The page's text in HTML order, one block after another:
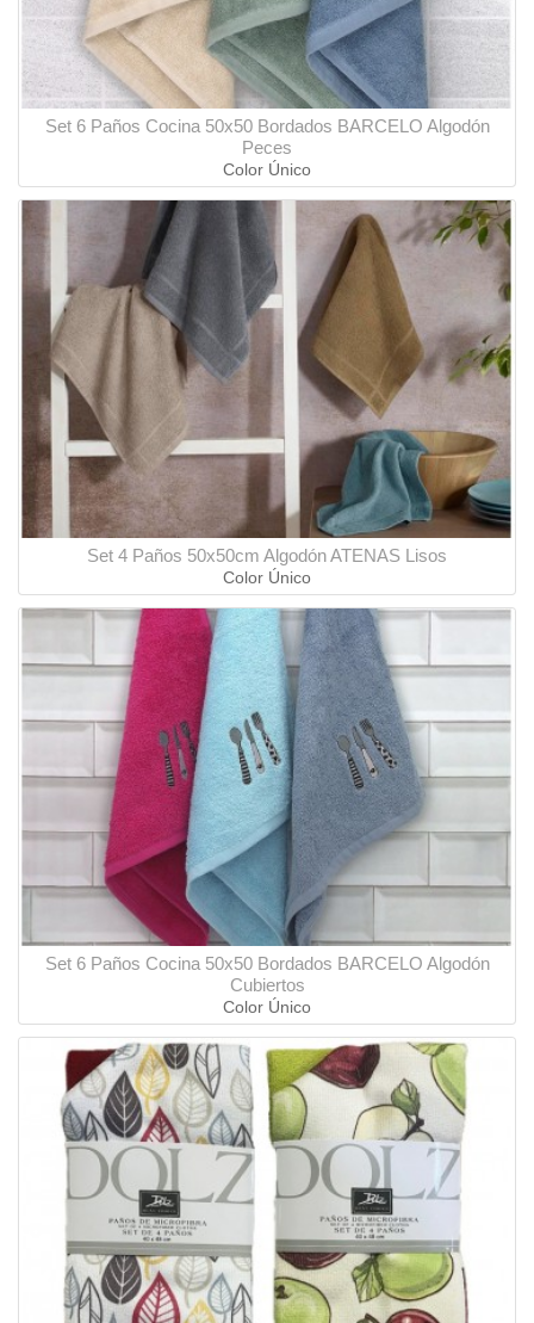
Set 6 Paños Cocina 50x50 Bordados BARCELO Algodón
Peces
Color Único
Set 4 Paños 50x50cm Algodón ATENAS Lisos
Color Único
Set 6 Paños Cocina 50x50 Bordados BARCELO Algodón
Cubiertos
Color Único